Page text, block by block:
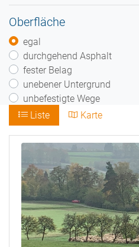
Oberfläche
egal
durchgehend Asphalt
fester Belag
unebener Untergrund
unbefestigte Wege
Liste
Karte